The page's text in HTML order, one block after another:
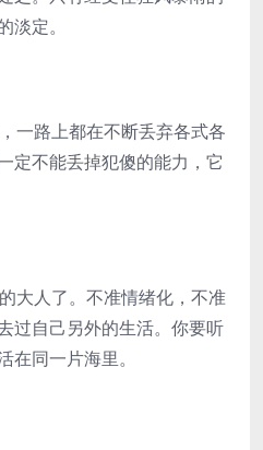
定。
一路上都在不断丢弃各式各
定不能丢掉犯傻的能力，它
大人了。不准情绪化，不准
过自己另外的生活。你要听
同一片海里。